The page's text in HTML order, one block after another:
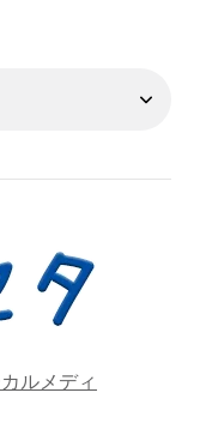
ルメディ